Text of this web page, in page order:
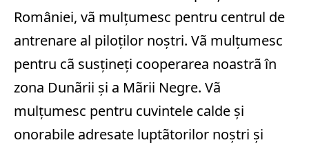
României, vã mulțumesc pentru centrul de
antrenare al piloților noștri. Vã mulțumesc
pentru cã susțineți cooperarea noastrã în
zona Dunãrii și a Mãrii Negre. Vã
mulțumesc pentru cuvintele calde și
onorabile adresate luptãtorilor noștri și